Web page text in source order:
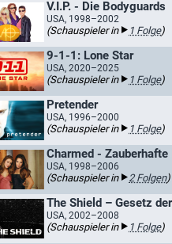
V.I.P. - Die Bodyguards
USA, 1998–2002
(Schauspieler in 1 Folge)
9-1-1: Lone Star
USA, 2020–2025
(Schauspieler in 1 Folge)
Pretender
USA, 1996–2000
(Schauspieler in 1 Folge)
Charmed - Zauberhafte
USA, 1998–2006
(Schauspieler in 2 Folgen)
The Shield – Gesetz
USA, 2002–2008
(Schauspieler in 1 Folge)